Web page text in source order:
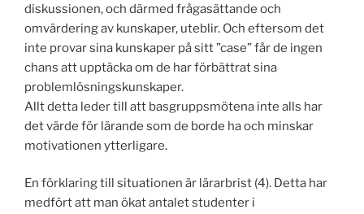
diskussionen, och därmed frågasättande och
omvärdering av kunskaper, uteblir. Och eftersom det
inte provar sina kunskaper på sitt ”case” får de ingen
chans att upptäcka om de har förbättrat sina
problemlösningskunskaper.
Allt detta leder till att basgruppsmötena inte alls har
det värde för lärande som de borde ha och minskar
motivationen ytterligare.
En förklaring till situationen är lärarbrist (4). Detta har
medfört att man ökat antalet studenter i